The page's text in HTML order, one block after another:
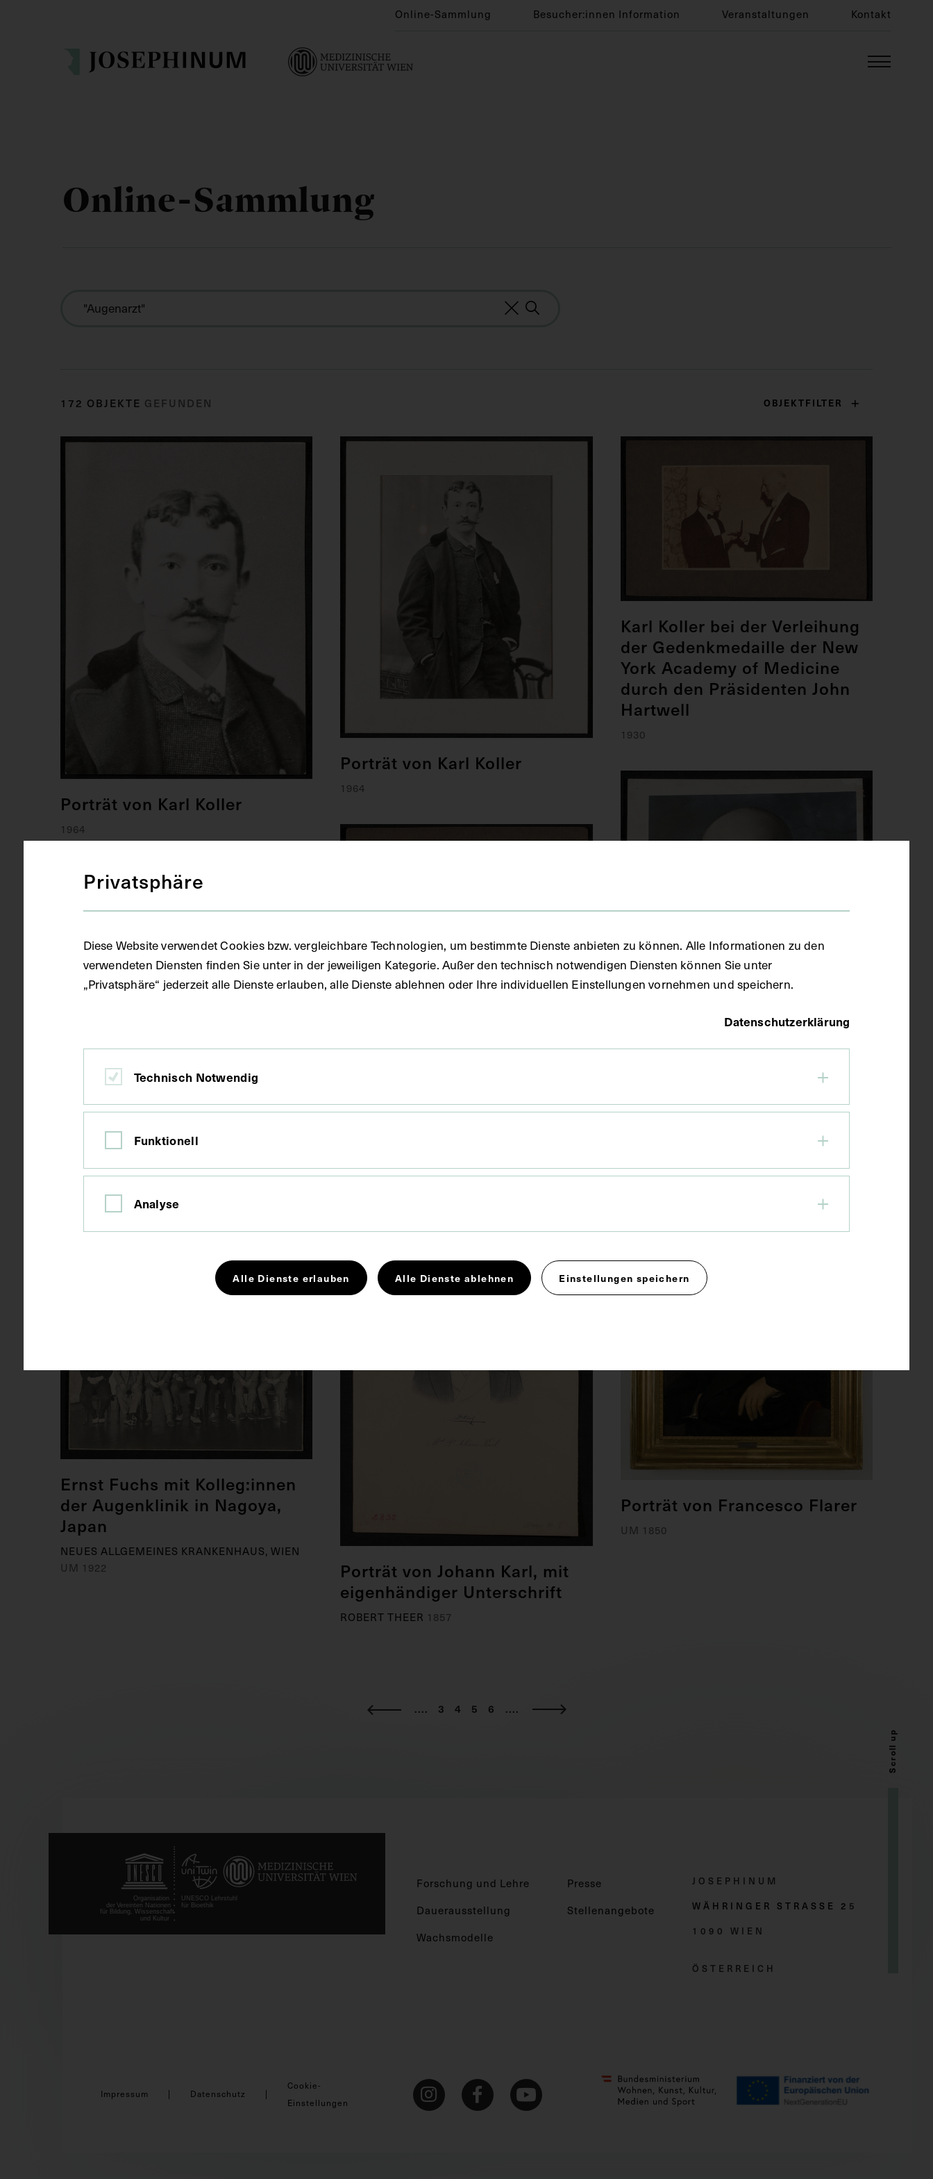
Online-Sammlung Besucher:innen Information Veranstaltungen Kontakt
Online-Sammlung
172 OBJEKTE GEFUNDEN OBJEKTFILTER
Porträt von Karl Koller
1964
Porträt von Karl Koller
1964
Karl Koller bei der Verleihung
der Gedenkmedaille der New
York Academy of Medicine
durch den Präsidenten John
Hartwell
1930
Porträt von Karl Koller, mit
Unterschrift
New York Academy of
Porträt von Carl Theodor in
Bayern, mit einer Widmung
Porträt von Francesco Flarer
UM 1850
Porträt von Johann Karl, mit
eigenhändiger Unterschrift
ROBERT THEER 1857
Ernst Fuchs mit Kolleg:innen
der Augenklinik in Nagoya,
Japan
NEUES ALLGEMEINES KRANKENHAUS, WIEN
UM 1922
.... 3 4 5 6 ....
Scroll up
Forschung und Lehre
Dauerausstellung
Wachsmodelle
Presse
Stellenangebote
JOSEPHINUM
WÄHRINGER STRASSE 2 5
1090 WIEN
ÖSTERREICH
Impressum Datenschutz
Cookie-
Einstellungen
Privatsphäre
Diese Website verwendet Cookies bzw. vergleichbare Technologien, um bestimmte Dienste anbieten zu können. Alle Informationen zu den
verwendeten Diensten finden Sie unter in der jeweiligen Kategorie. Außer den technisch notwendigen Diensten können Sie unter
„Privatsphäre“ jederzeit alle Dienste erlauben, alle Dienste ablehnen oder Ihre individuellen Einstellungen vornehmen und speichern.
Datenschutzerklärung
Technisch Notwendig
Funktionell
Analyse
Alle Dienste erlauben Alle Dienste ablehnen Einstellungen speichern